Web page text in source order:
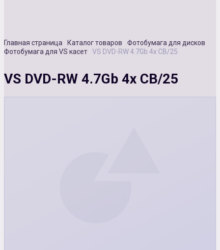
Главная страница Каталог товаров
Фотобумага для дисков
Фотобумага для VS касет
VS DVD-RW 4.7Gb 4x СВ/25
VS DVD-RW 4.7Gb 4x СВ/25